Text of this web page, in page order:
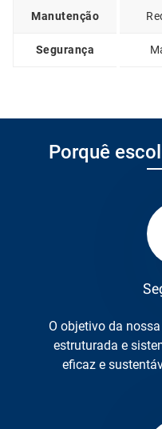
Manutenção
Segurança
Porquê
O objetivo da nossa abordagem de segurança,
estruturada e
eficaz e